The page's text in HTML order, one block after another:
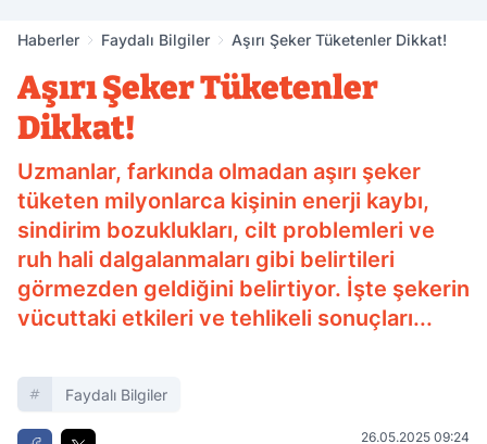
Haberler Faydalı Bilgiler Aşırı Şeker Tüketenler Dikkat!
Aşırı Şeker Tüketenler
Dikkat!
Uzmanlar, farkında olmadan aşırı şeker
tüketen milyonlarca kişinin enerji kaybı,
sindirim bozuklukları, cilt problemleri ve
ruh hali dalgalanmaları gibi belirtileri
görmezden geldiğini belirtiyor. İşte şekerin
vücuttaki etkileri ve tehlikeli sonuçları...
Faydalı Bilgiler
26.05.2025 09:24